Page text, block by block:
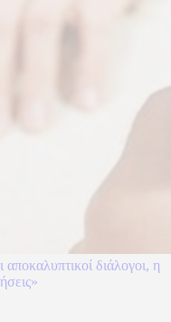
διάλογοι, η